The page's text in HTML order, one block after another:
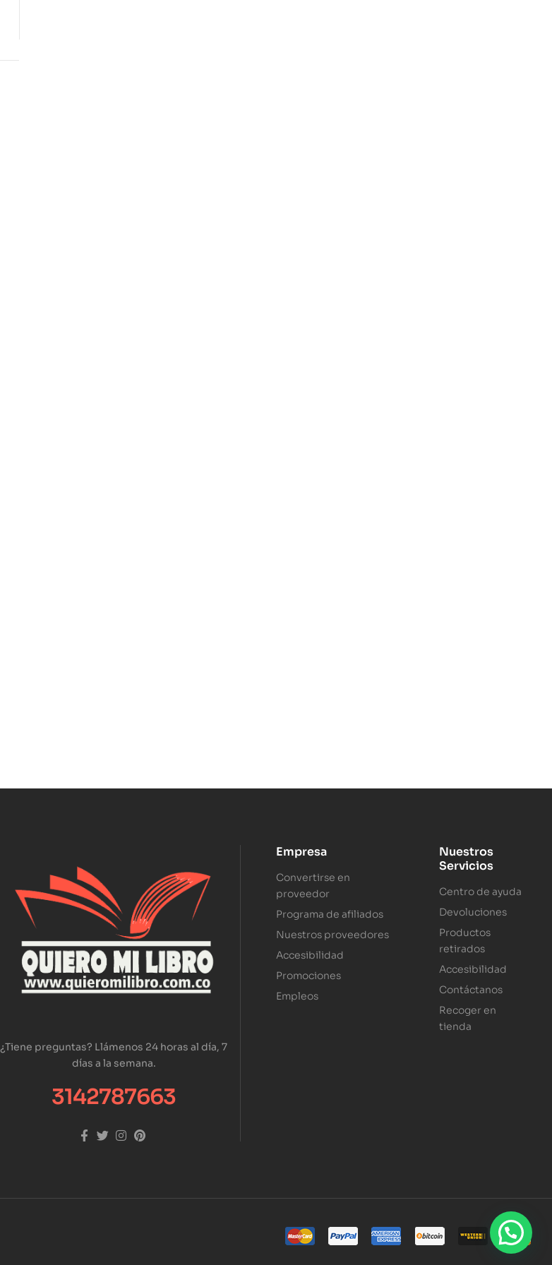
¿Tiene preguntas? Llámenos 24 horas al día, 7
días a la semana.
3142787663
Empresa
Convertirse en
proveedor
Programa de afiliados
Nuestros proveedores
Accesibilidad
Promociones
Empleos
Nuestros
Servicios
Centro de ayuda
Devoluciones
Productos
retirados
Accesibilidad
Contáctanos
Recoger en
tienda